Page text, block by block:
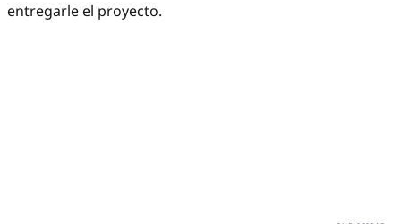
entregarle el proyecto.